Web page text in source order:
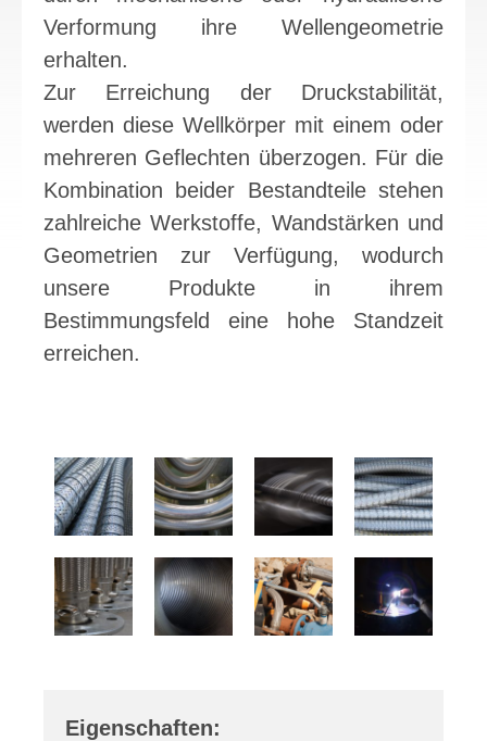
Verformung ihre Wellengeometrie
erhalten.
Zur Erreichung der Druckstabilität,
werden diese Wellkörper mit einem oder
mehreren Geflechten überzogen. Für die
Kombination beider Bestandteile stehen
zahlreiche Werkstoffe, Wandstärken und
Geometrien zur Verfügung, wodurch
unsere Produkte in ihrem
Bestimmungsfeld eine hohe Standzeit
erreichen.
Eigenschaften: